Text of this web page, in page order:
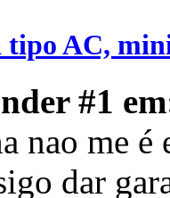
tipo AC,
#1
nao me é
dar